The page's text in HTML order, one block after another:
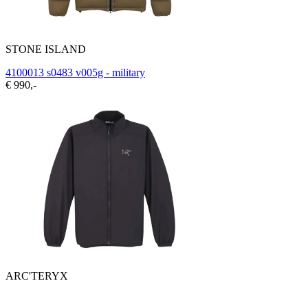
STONE ISLAND
4100013 s0483 v005g - military
€ 990,-
ARC'TERYX